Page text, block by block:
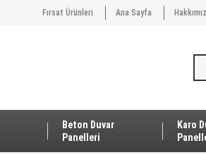
Fırsat Ürünleri Ana Sayfa
Beton Duvar
Panelleri
Karo